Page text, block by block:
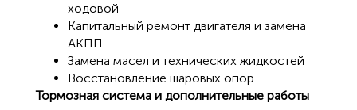
ходовой
Капитальный ремонт двигателя и замена
АКПП
Замена масел и технических жидкостей
Восстановление шаровых опор
Тормозная система и дополнительные работы